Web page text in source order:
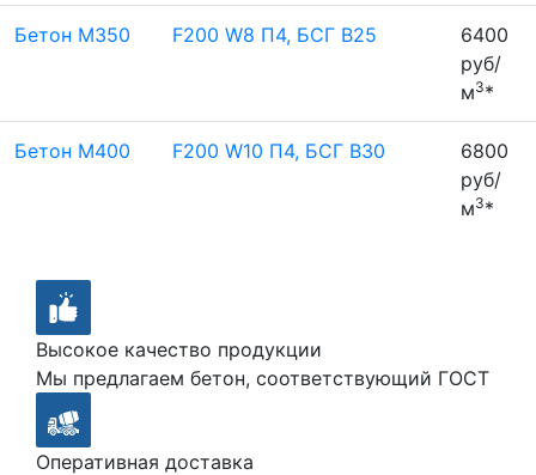
Бетон М350 F200 W8 П4, БСГ В25
6400
руб/
м3*
Бетон М400 F200 W10 П4, БСГ В30
6800
руб/
м3*
Высокое качество продукции
Мы предлагаем бетон, соответствующий ГОСТ
Оперативная доставка